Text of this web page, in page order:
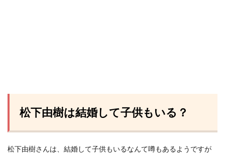
松下由樹は結婚して子供もいる？
松下由樹さんは、結婚して子供もいるなんて噂もあるようですが